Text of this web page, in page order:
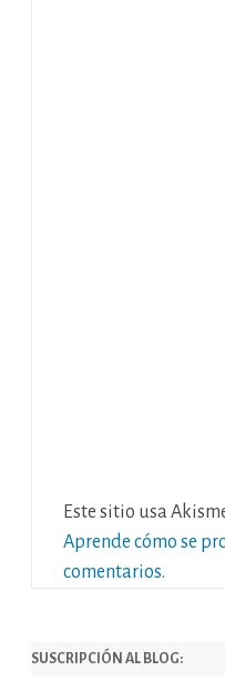
Este sitio usa
Aprende cómo se
comentarios.
SUSCRIPCIÓN AL BLOG: